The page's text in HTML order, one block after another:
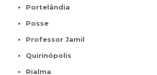
Portelândia
Posse
Professor Jamil
Quirinópolis
Rialma